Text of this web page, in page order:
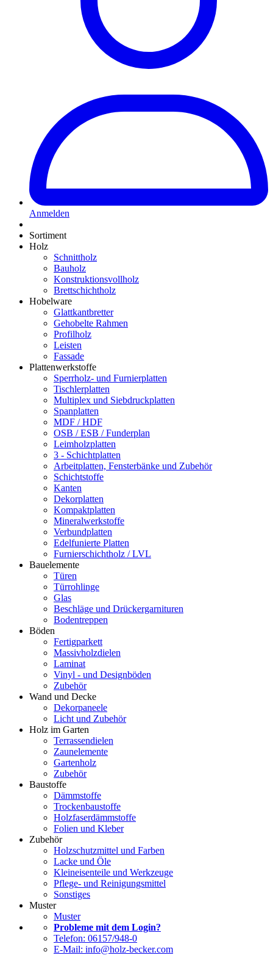
Anmelden
Sortiment
Holz
Schnittholz
Bauholz
Konstruktionsvollholz
Brettschichtholz
Hobelware
Glattkantbretter
Gehobelte Rahmen
Profilholz
Leisten
Fassade
Plattenwerkstoffe
Sperrholz- und Furnierplatten
Tischlerplatten
Multiplex und Siebdruckplatten
Spanplatten
MDF / HDF
OSB / ESB / Funderplan
Leimholzplatten
3 - Schichtplatten
Arbeitplatten, Fensterbänke und Zubehör
Schichtstoffe
Kanten
Dekorplatten
Kompaktplatten
Mineralwerkstoffe
Verbundplatten
Edelfunierte Platten
Furnierschichtholz / LVL
Bauelemente
Türen
Türrohlinge
Glas
Beschläge und Drückergarnituren
Bodentreppen
Böden
Fertigparkett
Massivholzdielen
Laminat
Vinyl - und Designböden
Zubehör
Wand und Decke
Dekorpaneele
Licht und Zubehör
Holz im Garten
Terrassendielen
Zaunelemente
Gartenholz
Zubehör
Baustoffe
Dämmstoffe
Trockenbaustoffe
Holzfaserdämmstoffe
Folien und Kleber
Zubehör
Holzschutzmittel und Farben
Lacke und Öle
Kleineisenteile und Werkzeuge
Pflege- und Reinigungsmittel
Sonstiges
Muster
Muster
Probleme mit dem Login?
Telefon: 06157/948-0
E-Mail: info@holz-becker.com